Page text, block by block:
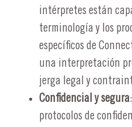
intérpretes están
terminología y los
específicos de
una interpretación
jerga legal y
Confidencial y segura
protocolos de